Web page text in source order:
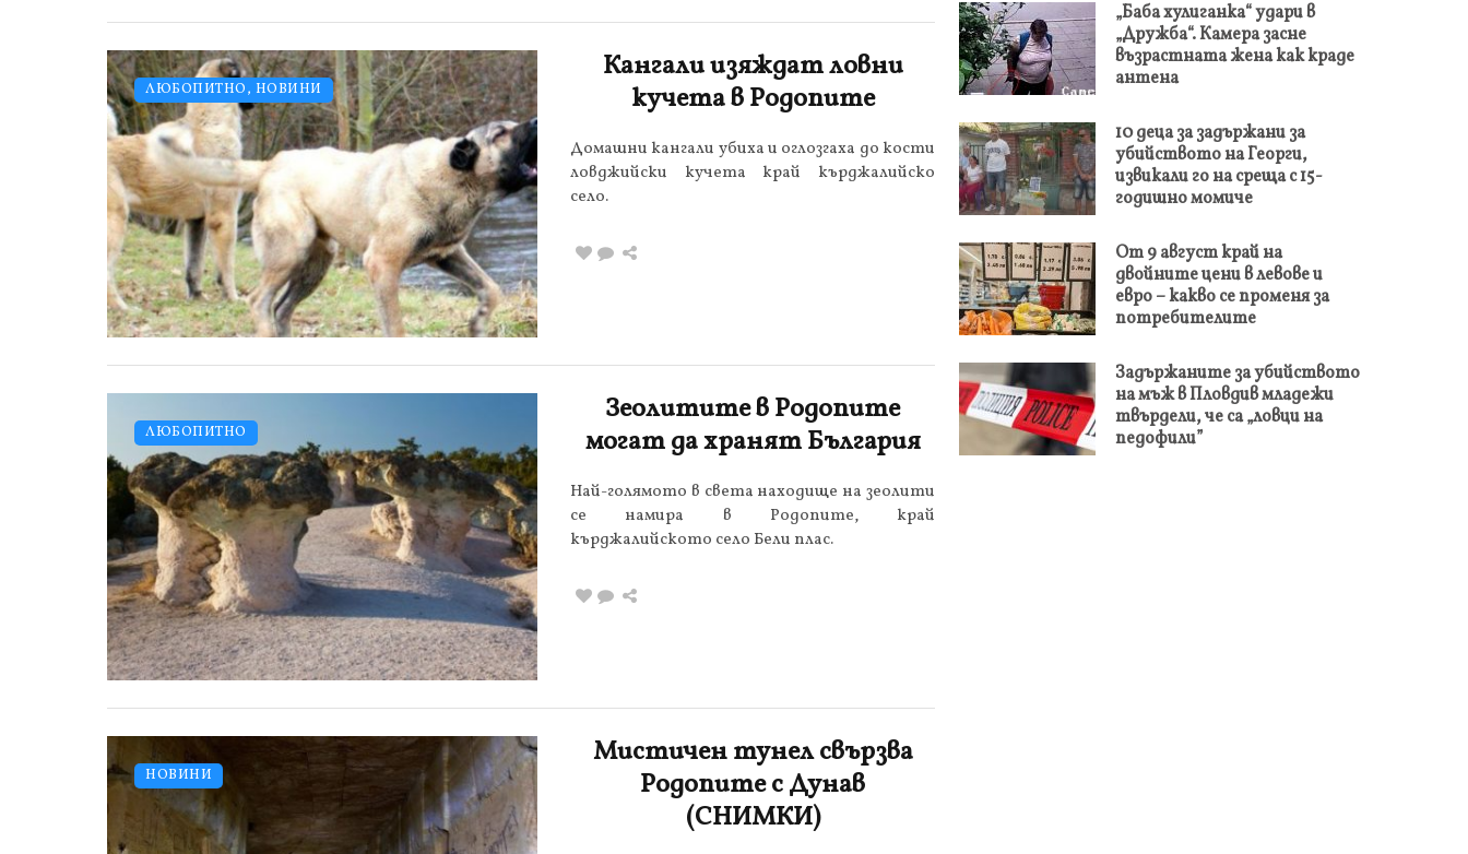
ЛЮБОПИТНО, НОВИНИ
Кангали изяждат ловни
кучета в Родопите
Домашни кангали убиха и оглозгаха до кости
ловджийски кучета край кърджалийско
село.
ЛЮБОПИТНО
Зеолитите в Родопите
могат да хранят България
Най-голямото в света находище на зеолити
се намира в Родопите, край
кърджалийското село Бели плас.
НОВИНИ
Мистичен тунел свързва
Родопите с Дунав
(СНИМКИ)
„Баба хулиганка“ удари в
„Дружба“. Камера засне
възрастната жена как краде
антена
10 деца за задържани за
убийството на Георги,
извикали го на среща с 15-
годишно момиче
От 9 август край на
двойните цени в левове и
евро – какво се променя за
потребителите
Задържаните за убийството
на мъж в Пловдив младежи
твърдели, че са „ловци на
педофили”